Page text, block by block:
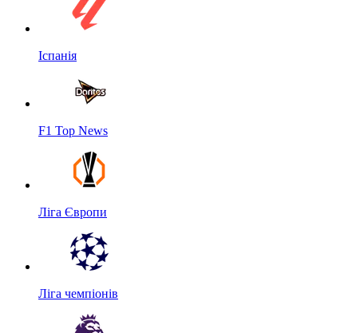
Іспанія
F1 Top News
Ліга Європи
Ліга чемпіонів